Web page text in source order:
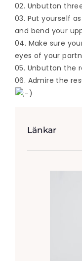
Länkar
02. Unbutton
03. Put yourself
and bend your
04. Make sure
eyes of your
05. Unbutton the
06. Admire the